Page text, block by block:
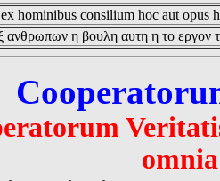
ex hominibus consilium hoc aut opus
ανθρωπων η βουλη αυτη η το εργον